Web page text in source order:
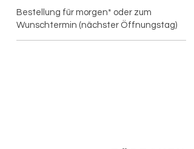
Bestellung für morgen* oder zum
Wunschtermin (nächster Öffnungstag)